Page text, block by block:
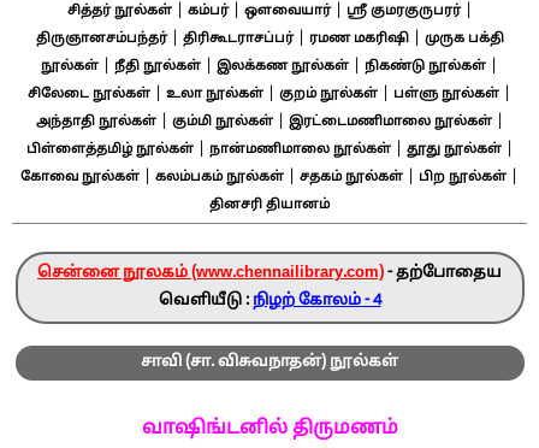
சித்தர் நூல்கள்| கம்பர்| ஔவையார்| ஸ்ரீ குமரகுருபரர்|
திருஞானசம்பந்தர்| திரிகூடராசப்பர்| ரமண மகரிஷி|
முருக பக்தி
நூல்கள்
நீதி நூல்கள் இலக்கண நூல்கள் நிகண்டு நூல்கள்
சிலேடை நூல்கள் உலா நூல்கள் குறம் நூல்கள் பள்ளு நூல்கள்
அந்தாதி நூல்கள்| கும்மி நூல்கள்| இரட்டைமணிமாலை நூல்கள்|
பிள்ளைத்தமிழ் நூல்கள்| நான்மணிமாலை நூல்கள்| தூது நூல்கள்|
கோவை நூல்கள் கலம்பகம் நூல்கள் சதகம் நூல்கள் பிற நூல்கள்
தினசரி தியானம்
சென்னை நூலகம் (www.chennailibrary.com)- தற்போதைய
வெளியீடு : நிழற் கோலம் - 4
சாவி (சா. விசுவநாதன்) நூல்கள்
வாஷிங்டனில் திருமணம்